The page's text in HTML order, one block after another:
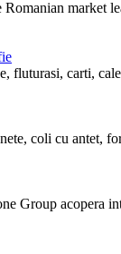
market
fluturasi, carti,
coli cu antet,
Group acopera